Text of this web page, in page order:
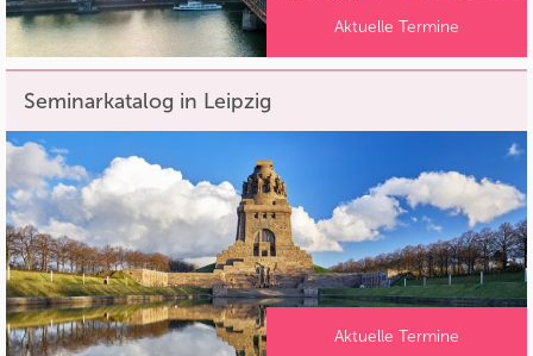
Aktuelle Termine
Seminarkatalog in Leipzig
Aktuelle Termine